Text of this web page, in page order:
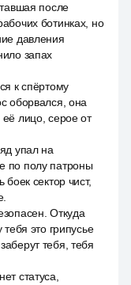
после
ботинках, но
давления
запах
к спёртому
оборвался, она
лицо, серое от
упал на
по полу патроны
боек сектор чист,
Откуда
это грипусье
тебя, тебя
статуса,